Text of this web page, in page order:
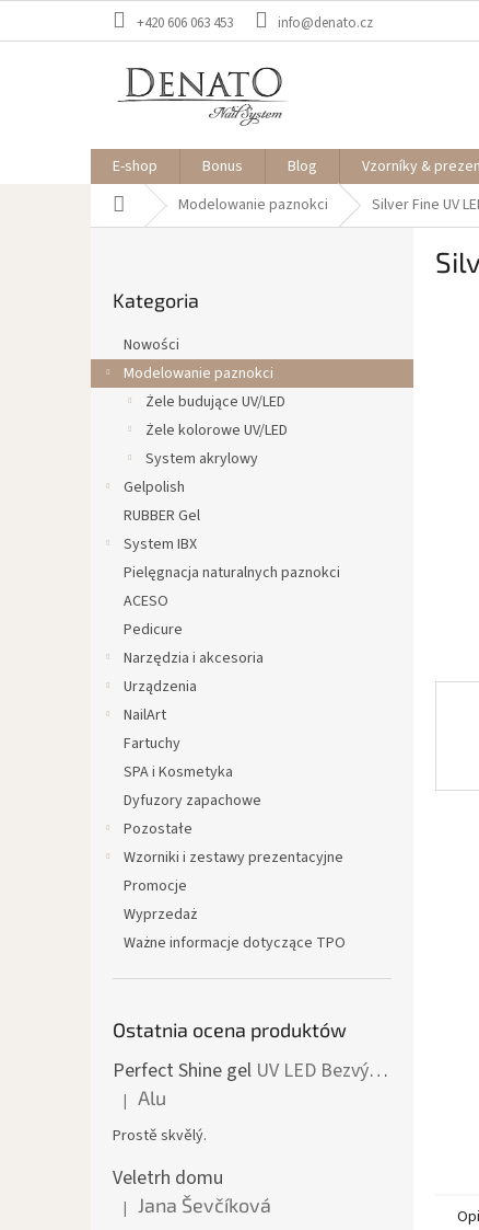
+420 606 063 453 info@denato.cz
E-shop Bonus Blog Vzorníky &
Home Modelowanie paznokci Silver Fine UV
b
o
kategorie
Kategoria
Nowości
Modelowanie paznokci
Żele budujące UV/LED
Żele kolorowe UV/LED
System akrylowy
Gelpolish
RUBBER Gel
System IBX
Pielęgnacja naturalnych paznokci
ACESO
Pedicure
Narzędzia i akcesoria
Urządzenia
NailArt
Fartuchy
SPA i Kosmetyka
Dyfuzory zapachowe
Pozostałe
Wzorniki i zestawy prezentacyjne
Promocje
Wyprzedaż
Ważne informacje dotyczące TPO
Ostatnia ocena produktów
Perfect Shine gel UV LED Bezvýpotkový lesk
Ocena produktu to 5 na 5 gwiazdek.
| Alu
Prostě skvělý.
Veletrh domu
Ocena produktu to 5 na 5 gwiazdek.
| Jana Ševčíková